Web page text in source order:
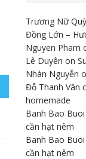
Trương Nữ
Đồng Lớn –
Nguyen Pham
Lê Duyên on
Nhàn Nguyễn
Đỗ Thanh Vân
homemade
Banh Bao Buoi
cần hạt nêm
Banh Bao Buoi
cần hạt nêm